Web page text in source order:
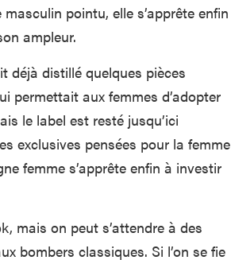
pointu, elle s’apprête enfin
ampleur.
déjà distillé quelques pièces
permettait aux femmes d’adopter
le label est resté jusqu’ici
exclusives pensées pour la femme
femme s’apprête enfin à investir
mais on peut s’attendre à des
bombers classiques. Si l’on se fie